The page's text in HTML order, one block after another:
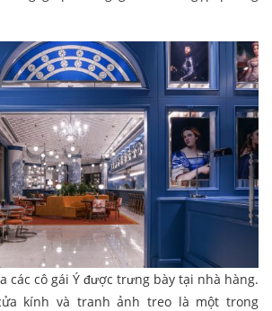
các cô gái Ý được trưng bày tại nhà hàng.
kính và tranh ảnh treo là một trong